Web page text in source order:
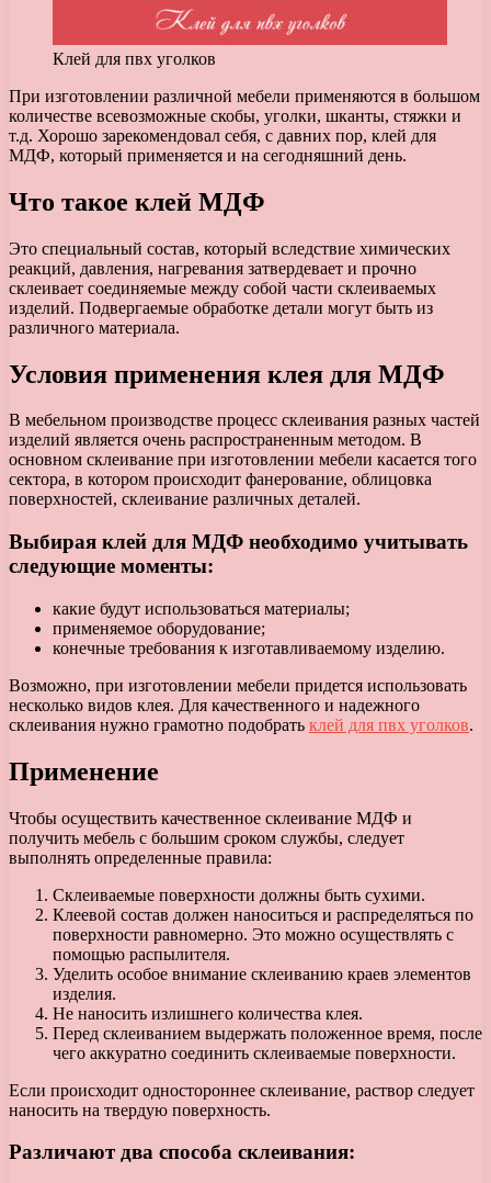
Клей для пвх уголков
При изготовлении различной мебели применяются в большом
количестве всевозможные скобы, уголки, шканты, стяжки и
т.д. Хорошо зарекомендовал себя, с давних пор, клей для
МДФ, который применяется и на сегодняшний день.
Что такое клей МДФ
Это специальный состав, который вследствие химических
реакций, давления, нагревания затвердевает и прочно
склеивает соединяемые между собой части склеиваемых
изделий. Подвергаемые обработке детали могут быть из
различного материала.
Условия применения клея для МДФ
В мебельном производстве процесс склеивания разных частей
изделий является очень распространенным методом. В
основном склеивание при изготовлении мебели касается того
сектора, в котором происходит фанерование, облицовка
поверхностей, склеивание различных деталей.
Выбирая клей для МДФ необходимо учитывать
следующие моменты:
какие будут использоваться материалы;
применяемое оборудование;
конечные требования к изготавливаемому изделию.
Возможно, при изготовлении мебели придется использовать
несколько видов клея. Для качественного и надежного
склеивания нужно грамотно подобрать клей для пвх уголков.
Применение
Чтобы осуществить качественное склеивание МДФ и
получить мебель с большим сроком службы, следует
выполнять определенные правила:
Склеиваемые поверхности должны быть сухими.
Клеевой состав должен наноситься и распределяться по
поверхности равномерно. Это можно осуществлять с
помощью распылителя.
Уделить особое внимание склеиванию краев элементов
изделия.
Не наносить излишнего количества клея.
Перед склеиванием выдержать положенное время, после
чего аккуратно соединить склеиваемые поверхности.
Если происходит одностороннее склеивание, раствор следует
наносить на твердую поверхность.
Различают два способа склеивания: